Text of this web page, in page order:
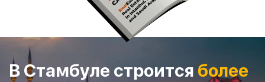
В Стамбуле строится более